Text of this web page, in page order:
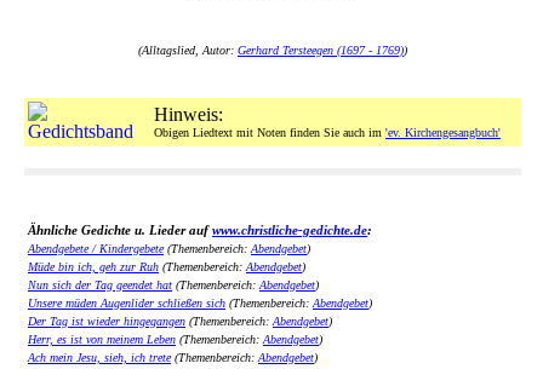
(Alltagslied, Autor: Gerhard Tersteegen (1697 - 1769))
Hinweis:
Obigen Liedtext mit Noten finden Sie auch im 'ev. Kirchengesangbuch'
Ähnliche Gedichte u. Lieder aufwww.christliche-gedichte.de:
Abendgebete / Kindergebete(Themenbereich:Abendgebet)
Müde bin ich, geh zur Ruh (Themenbereich:Abendgebet)
Nun sich der Tag geendet hat (Themenbereich:Abendgebet)
Unsere müden Augenlider schließen sich (Themenbereich:Abendgebet)
Der Tag ist wieder hingegangen (Themenbereich:Abendgebet)
Herr, es ist von meinem Leben (Themenbereich:Abendgebet)
Ach mein Jesu, sieh, ich trete(Themenbereich:Abendgebet)